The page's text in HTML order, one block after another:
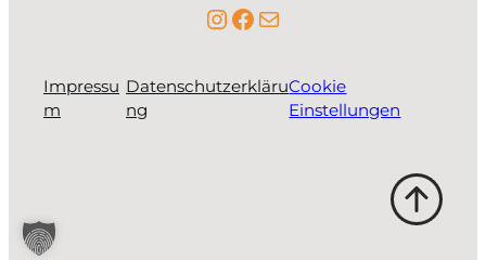
InstagramFacebook E-Mail
Impressu
m
Datenschutzerkläru
ng
Cookie
Einstellungen